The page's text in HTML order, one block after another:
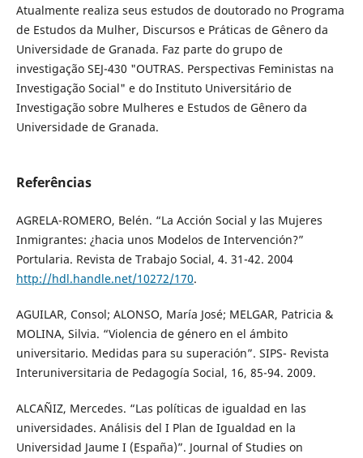
Atualmente realiza seus estudos de doutorado no Programa
de Estudos da Mulher, Discursos e Práticas de Gênero da
Universidade de Granada. Faz parte do grupo de
investigação SEJ-430 "OUTRAS. Perspectivas Feministas na
Investigação Social" e do Instituto Universitário de
Investigação sobre Mulheres e Estudos de Gênero da
Universidade de Granada.
Referências
AGRELA-ROMERO, Belén. “La Acción Social y las Mujeres
Inmigrantes: ¿hacia unos Modelos de Intervención?”
Portularia. Revista de Trabajo Social, 4. 31-42. 2004
http://hdl.handle.net/10272/170.
AGUILAR, Consol; ALONSO, María José; MELGAR, Patricia &
MOLINA, Silvia. “Violencia de género en el ámbito
universitario. Medidas para su superación”. SIPS- Revista
Interuniversitaria de Pedagogía Social, 16, 85-94. 2009.
ALCAÑIZ, Mercedes. “Las políticas de igualdad en las
universidades. Análisis del I Plan de Igualdad en la
Universidad Jaume I (España)”. Journal of Studies on